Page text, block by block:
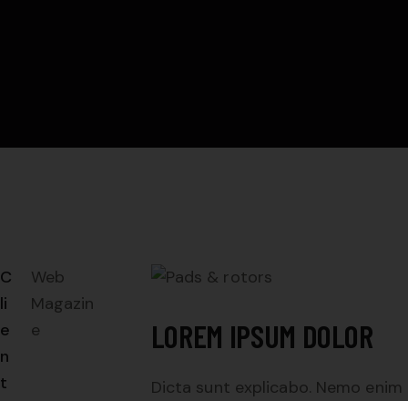
C
li
e
n
t
Web
Magazin
e
LOREM IPSUM DOLOR
Dicta sunt explicabo. Nemo enim